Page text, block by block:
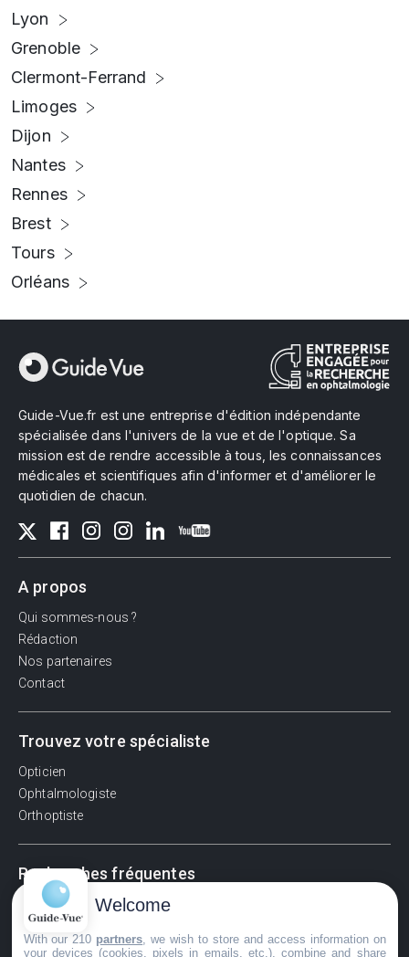
Lyon
Grenoble
Clermont-Ferrand
Limoges
Dijon
Nantes
Rennes
Brest
Tours
Orléans
Guide-Vue.fr est une entreprise d'édition indépendante
spécialisée dans l'univers de la vue et de l'optique. Sa
mission est de rendre accessible à tous, les connaissances
médicales et scientifiques afin d'informer et d'améliorer le
quotidien de chacun.
A propos
Qui sommes-nous ?
Rédaction
Nos partenaires
Contact
Trouvez votre spécialiste
Opticien
Ophtalmologiste
Orthoptiste
Recherches fréquentes
Pathologies adultes
Signes d'une urgence ophtalmologique
La vision
Welcome
With our 210 partners , we wish to store and access information on
your devices (cookies, pixels in emails, etc.), combine and share